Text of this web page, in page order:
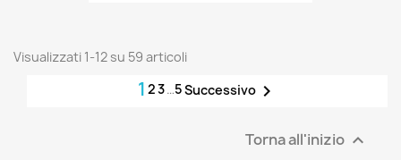
Visualizzati 1-12 su 59 articoli
1 23…5Successivo
Torna all'inizio 